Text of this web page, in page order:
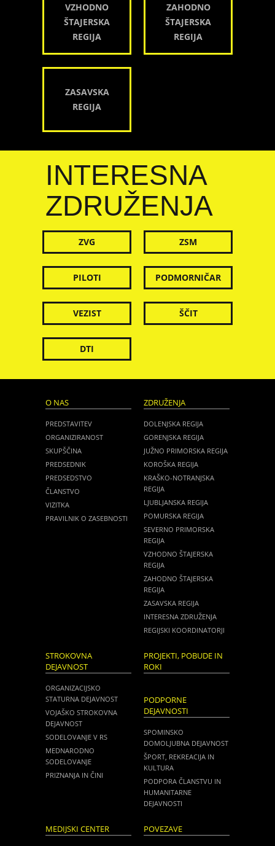
VZHODNO
ŠTAJERSKA
REGIJA
ZAHODNO
ŠTAJERSKA
REGIJA
ZASAVSKA
REGIJA
INTERESNA
ZDRUŽENJA
ZVG ZSM
PILOTI PODMORNIČAR
VEZIST ŠČIT
DTI
O NAS
PREDSTAVITEV
ORGANIZIRANOST
SKUPŠČINA
PREDSEDNIK
PREDSEDSTVO
ČLANSTVO
VIZITKA
PRAVILNIK O ZASEBNOSTI
ZDRUŽENJA
DOLENJSKA REGIJA
GORENJSKA REGIJA
JUŽNO PRIMORSKA REGIJA
KOROŠKA REGIJA
KRAŠKO-NOTRANJSKA
REGIJA
LJUBLJANSKA REGIJA
POMURSKA REGIJA
SEVERNO PRIMORSKA
REGIJA
VZHODNO ŠTAJERSKA
REGIJA
ZAHODNO ŠTAJERSKA
REGIJA
ZASAVSKA REGIJA
INTERESNA ZDRUŽENJA
REGIJSKI KOORDINATORJI
STROKOVNA
DEJAVNOST
ORGANIZACIJSKO
STATURNA DEJAVNOST
VOJAŠKO STROKOVNA
DEJAVNOST
SODELOVANJE V RS
MEDNARODNO
SODELOVANJE
PRIZNANJA IN ČINI
PROJEKTI, POBUDE IN
ROKI
PODPORNE
DEJAVNOSTI
SPOMINSKO
DOMOLJUBNA DEJAVNOST
ŠPORT, REKREACIJA IN
KULTURA
PODPORA ČLANSTVU IN
HUMANITARNE
DEJAVNOSTI
MEDIJSKI CENTER POVEZAVE